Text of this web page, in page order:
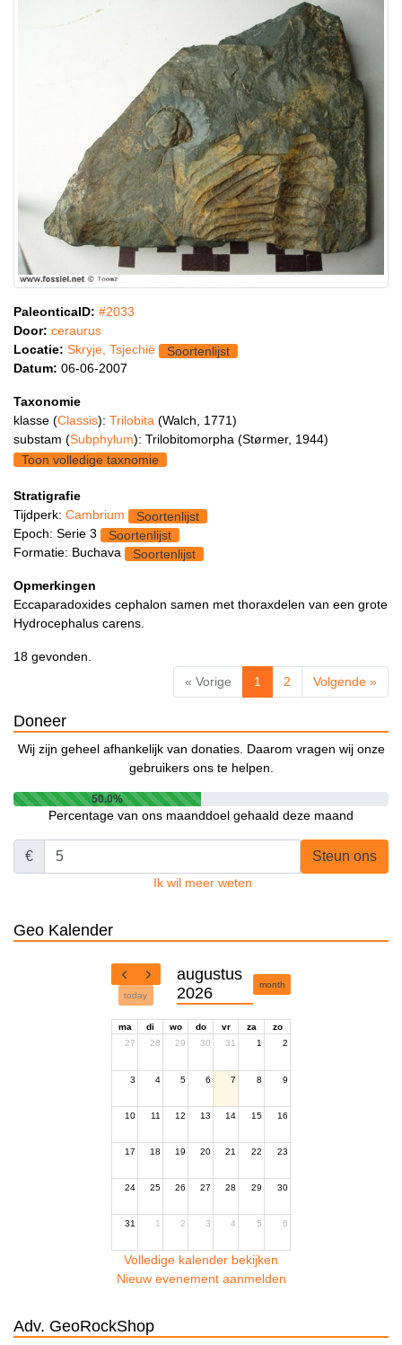
PaleonticaID: #2033
Door: ceraurus
Locatie: Skryje, Tsjechië
Soortenlijst
Datum: 06-06-2007
Taxonomie
klasse (Classis): Trilobita (Walch, 1771)
substam (Subphylum): Trilobitomorpha (Størmer, 1944)
Toon volledige taxnomie
Stratigrafie
Tijdperk: Cambrium
Soortenlijst
Epoch: Serie 3
Soortenlijst
Formatie: Buchava
Soortenlijst
Opmerkingen
Eccaparadoxides cephalon samen met thoraxdelen van een grote
Hydrocephalus carens.
18 gevonden.
« Vorige
1 2 Volgende »
Doneer
Wij zijn geheel afhankelijk van donaties. Daarom vragen wij onze
gebruikers ons te helpen.
50.0%
Percentage van ons maanddoel gehaald deze maand
€ Steun ons
Ik wil meer weten
Geo Kalender
today
augustus
2026
month
ma di wo do vr za
zo
27
28 29 30 31 1 2
3 4 5 6 7 8 9
10 11 12 13 14 15 16
17 18 19 20 21 22 23
24 25 26 27 28 29 30
31 1 2 3 4 5 6
Volledige kalender bekijken
Nieuw evenement aanmelden
Adv. GeoRockShop